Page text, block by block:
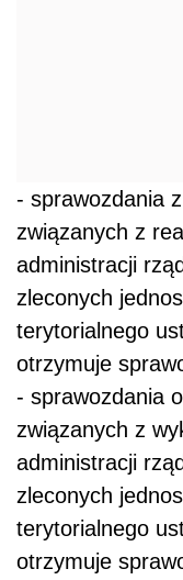
- sprawozdania
związanych z
administracji
zleconych
terytorialnego
otrzymuje
- sprawozdania
związanych z
administracji
zleconych
terytorialnego
otrzymuje